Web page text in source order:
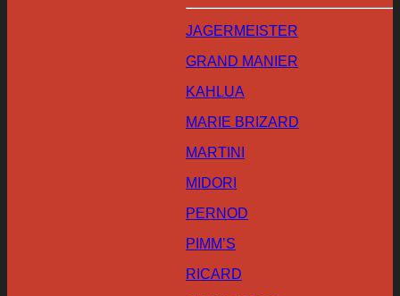
JAGERMEISTER
GRAND MANIER
KAHLUA
MARIE BRIZARD
MARTINI
MIDORI
PERNOD
PIMM’S
RICARD